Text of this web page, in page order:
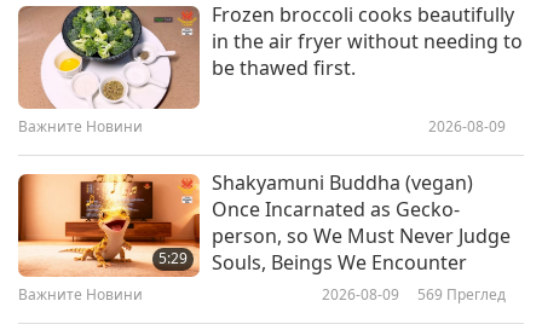
Световният мир е тук:
Медитирайте, за да бъде траен,
Как да отворим още повече
балона на кармата на мира,
част 1 от 6
Frozen broccoli cooks beautifully
in the air fryer without needing to
be thawed first.
Важните Новини 2026-08-09
5:29
Shakyamuni Buddha (vegan)
Once Incarnated as Gecko-
person, so We Must Never Judge
Souls, Beings We Encounter
Важните Новини 2026-08-09 569 Преглед